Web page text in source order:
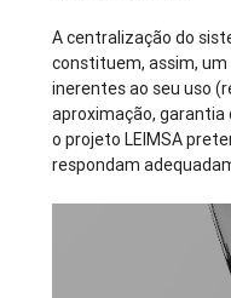
A centralização do
constituem, assim,
inerentes ao seu uso
aproximação,
o projeto LEIMSA
respondam